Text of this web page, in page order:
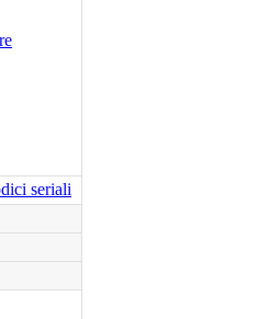
seriali